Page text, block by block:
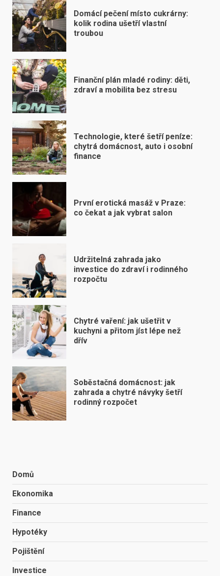
Domácí pečení místo cukrárny:
kolik rodina ušetří vlastní
troubou
Finanční plán mladé rodiny: děti,
zdraví a mobilita bez stresu
Technologie, které šetří peníze:
chytrá domácnost, auto i osobní
finance
První erotická masáž v Praze:
co čekat a jak vybrat salon
Udržitelná zahrada jako
investice do zdraví i rodinného
rozpočtu
Chytré vaření: jak ušetřit v
kuchyni a přitom jíst lépe než
dřív
Soběstačná domácnost: jak
zahrada a chytré návyky šetří
rodinný rozpočet
Domů
Ekonomika
Finance
Hypotéky
Pojištění
Investice